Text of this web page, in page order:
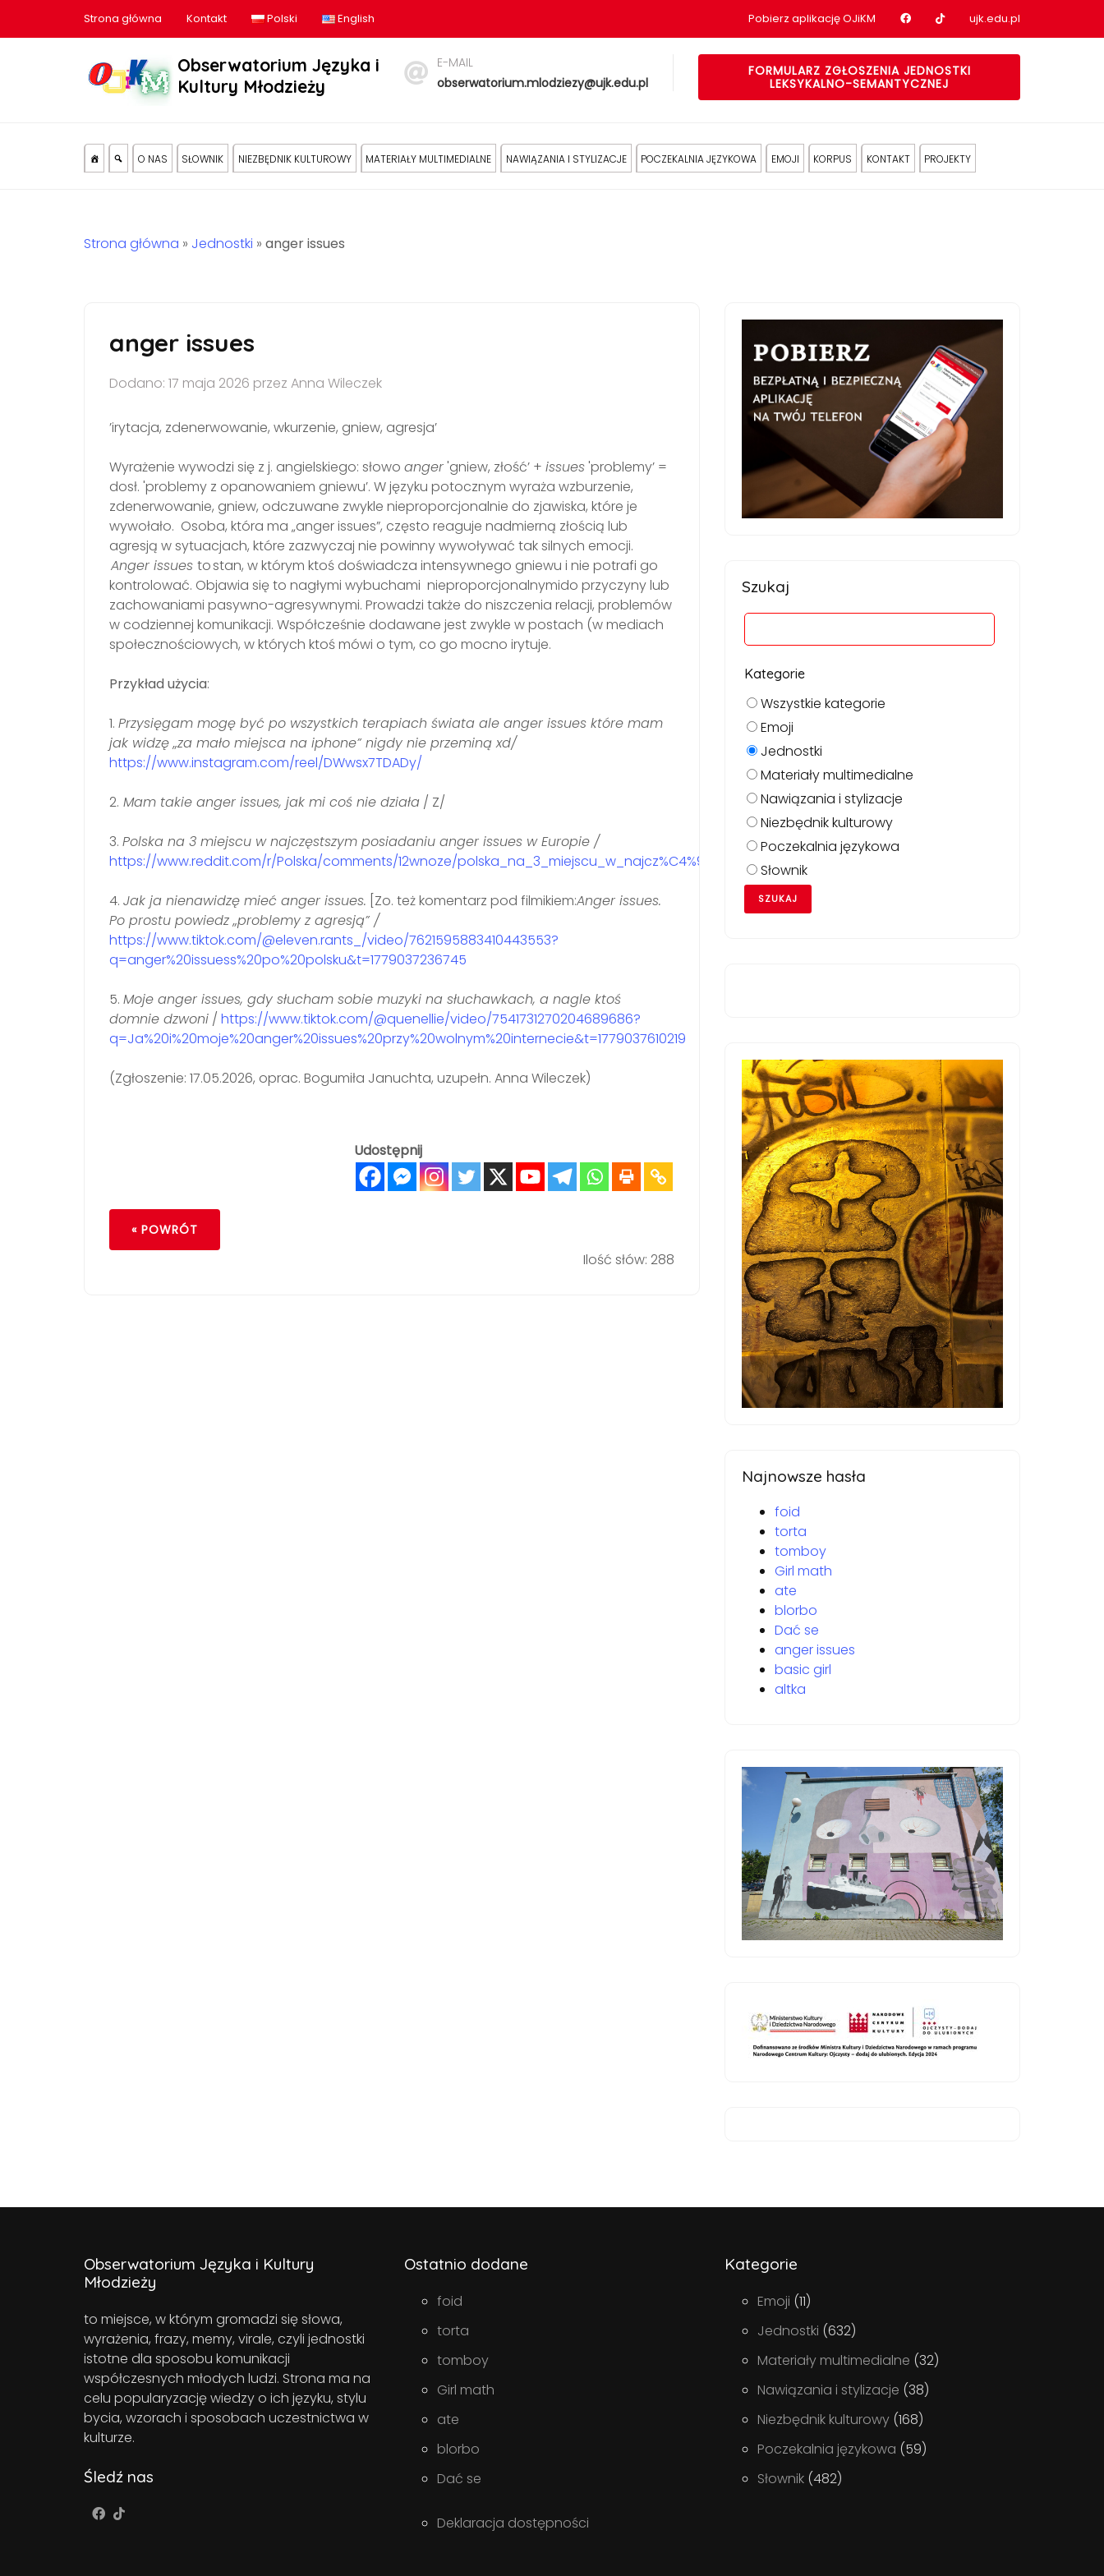
Strona główna Kontakt Polski English Pobierz aplikację OJiKM Nasz profil na Facebook
Nasz profil na tiktok
ujk.edu.pl
Obserwatorium Języka i
Kultury Młodzieży
E-MAIL
obserwatorium.mlodziezy@ujk.edu.pl
FORMULARZ ZGŁOSZENIA JEDNOSTKI
LEKSYKALNO-SEMANTYCZNEJ
O NAS SŁOWNIK NIEZBĘDNIK KULTUROWY MATERIAŁY MULTIMEDIALNE NAWIĄZANIA I STYLIZACJE POCZEKALNIA JĘZYKOWA EMOJI KORPUS KONTAKT PROJEKTY
Strona główna » Jednostki » anger issues
anger issues
Dodano: 17 maja 2026 przez Anna Wileczek
’irytacja, zdenerwowanie, wkurzenie, gniew, agresja’
Wyrażenie wywodzi się z j. angielskiego: słowo anger'gniew, złość’ + issues'problemy’ =
dosł. 'problemy z opanowaniem gniewu’. W języku potocznym wyraża wzburzenie,
zdenerwowanie, gniew, odczuwane zwykle nieproporcjonalnie do zjawiska, które je
wywołało. Osoba, która ma „anger issues”, często reaguje nadmierną złością lub
agresją w sytuacjach, które zazwyczaj nie powinny wywoływać tak silnych emocji.
Anger issues to stan, w którym ktoś doświadcza intensywnego gniewu i nie potrafi go
kontrolować. Objawia się to nagłymi wybuchami nieproporcjonalnymido przyczyny lub
zachowaniami pasywno-agresywnymi. Prowadzi także do niszczenia relacji, problemów
w codziennej komunikacji. Współcześnie dodawane jest zwykle w postach (w mediach
społecznościowych, w których ktoś mówi o tym, co go mocno irytuje.
Przykład użycia:
1. Przysięgam mogę być po wszystkich terapiach świata ale anger issues które mam
jak widzę „za mało miejsca na iphone” nigdy nie przeminą xd/
https://www.instagram.com/reel/DWwsx7TDADy/
2. Mam takie anger issues, jak mi coś nie działa / Z/
3. Polska na 3 miejscu w najczęstszym posiadaniu anger issues w Europie /
https://www.reddit.com/r/Polska/comments/12wnoze/polska_na_3_miejscu_w_najcz%C4%99stszym_posiadaniu/
4. Jak ja nienawidzę mieć anger issues. [Zo. też komentarz pod filmikiem:Anger issues.
Po prostu powiedz „problemy z agresją” /
https://www.tiktok.com/@eleven.rants_/video/7621595883410443553?
q=anger%20issuess%20po%20polsku&t=1779037236745
5. Moje anger issues, gdy słucham sobie muzyki na słuchawkach, a nagle ktoś
domnie dzwoni / https://www.tiktok.com/@quenellie/video/7541731270204689686?
q=Ja%20i%20moje%20anger%20issues%20przy%20wolnym%20internecie&t=1779037610219
(Zgłoszenie: 17.05.2026, oprac. Bogumiła Januchta, uzupełn. Anna Wileczek)
Udostępnij
« POWRÓT
Ilość słów: 288
Szukaj
Kategorie
Wszystkie kategorie
Emoji
Jednostki
Materiały multimedialne
Nawiązania i stylizacje
Niezbędnik kulturowy
Poczekalnia językowa
Słownik
Najnowsze hasła
foid
torta
tomboy
Girl math
ate
blorbo
Dać se
anger issues
basic girl
altka
Obserwatorium Języka i Kultury
Młodzieży
to miejsce, w którym gromadzi się słowa,
wyrażenia, frazy, memy, virale, czyli jednostki
istotne dla sposobu komunikacji
współczesnych młodych ludzi. Strona ma na
celu popularyzację wiedzy o ich języku, stylu
bycia, wzorach i sposobach uczestnictwa w
kulturze.
Śledź nas
Ostatnio dodane
foid
torta
tomboy
Girl math
ate
blorbo
Dać se
Deklaracja dostępności
Kategorie
Emoji (11)
Jednostki (632)
Materiały multimedialne (32)
Nawiązania i stylizacje (38)
Niezbędnik kulturowy (168)
Poczekalnia językowa (59)
Słownik (482)